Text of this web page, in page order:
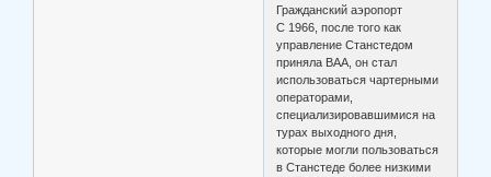
Гражданский аэропорт
С 1966, после того как
управление Станстедом
приняла BAA, он стал
использоваться чартерными
операторами,
специализировавшимися на
турах выходного дня,
которые могли пользоваться
в Станстеде более низкими